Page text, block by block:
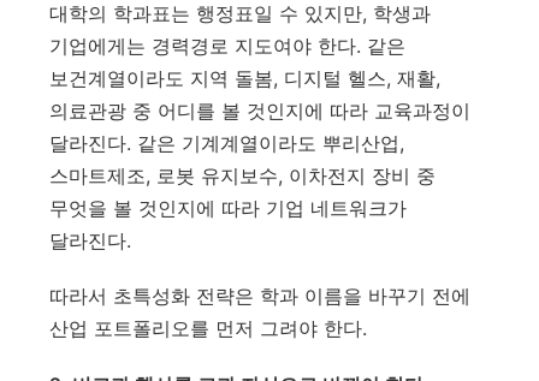
대학의 학과표는 행정표일 수 있지만, 학생과
기업에게는 경력경로 지도여야 한다. 같은
보건계열이라도 지역 돌봄, 디지털 헬스, 재활,
의료관광 중 어디를 볼 것인지에 따라 교육과정이
달라진다. 같은 기계계열이라도 뿌리산업,
스마트제조, 로봇 유지보수, 이차전지 장비 중
무엇을 볼 것인지에 따라 기업 네트워크가
달라진다.
따라서 초특성화 전략은 학과 이름을 바꾸기 전에
산업 포트폴리오를 먼저 그려야 한다.